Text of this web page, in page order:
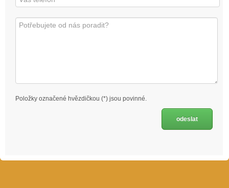
Položky označené hvězdičkou (*) jsou povinné.